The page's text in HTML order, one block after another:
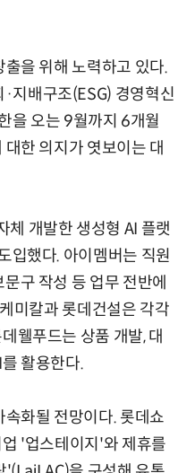
을 위해 노력하고 있다.
지배구조(ESG) 경영혁신
을 오는 9월까지 6개월
한 의지가 엿보이는 대
체 개발한 생성형 AI 플랫
입했다. 아이멤버는 직원
구 작성 등 업무 전반에
미칼과 롯데건설은 각각
웰푸드는 상품 개발, 대
활용한다.
화될 전망이다. 롯데쇼
'업스테이지'와 제휴를